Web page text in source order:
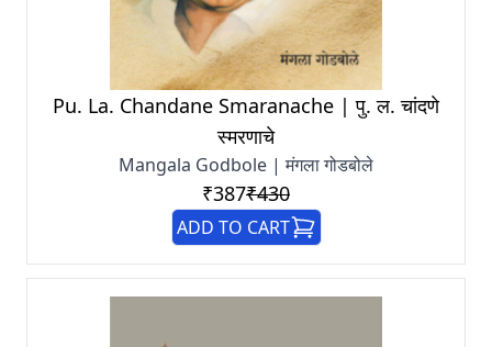
Pu. La. Chandane Smaranache | पु. ल. चांदणे
स्मरणाचे
Mangala Godbole | मंगला गोडबोले
₹387₹430
ADD TO CART